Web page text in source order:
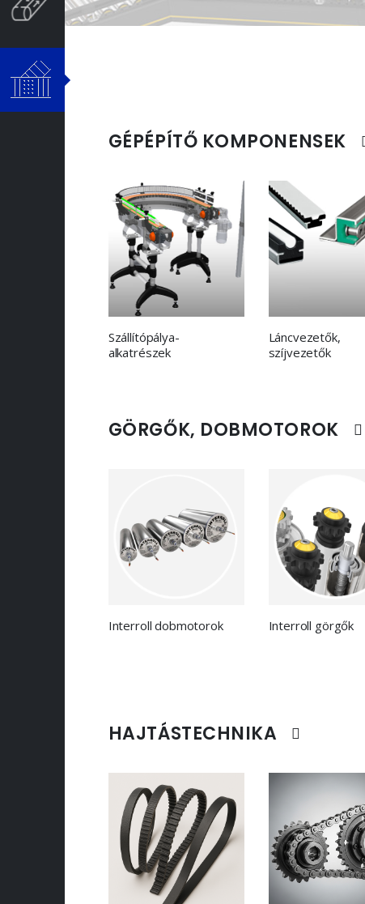
GÉPÉPÍTŐ KOMPONENSEK
Szállítópálya-
alkatrészek
Láncvezetők,
szíjvezetők
GÖRGŐK, DOBMOTOROK
Interroll dobmotorok Interroll görgők
HAJTÁSTECHNIKA